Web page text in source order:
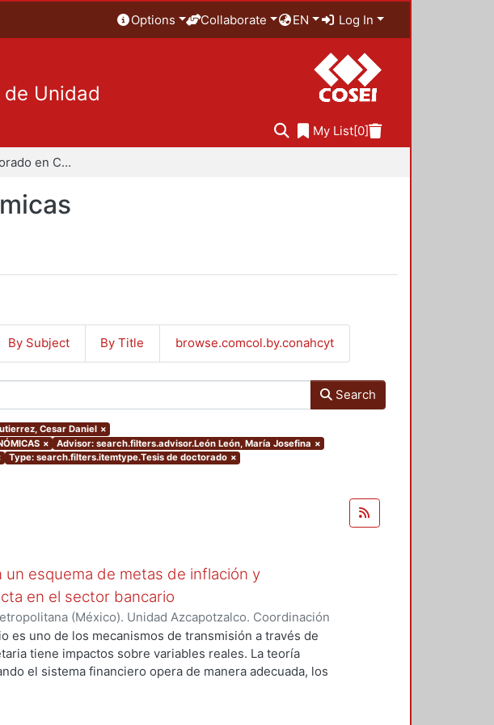
Options Collaborate EN Log In
Unidad
My List[0]
Maestría y Doctorado en Ciencias Económicas
By Subject By Title browse.comcol.by.conahcyt
Search
Cesar Daniel ×
× Advisor: search.filters.advisor.León León, María Josefina ×
Type: search.filters.itemtype.Tesis de doctorado ×
un esquema de metas de inflación y
en el sector bancario
(México). Unidad Azcapotzalco. Coordinación
,2017)Alvarado Gutierrez, Cesar Daniel
es uno de los mecanismos de transmisión a través de
tiene impactos sobre variables reales. La teoría
el sistema financiero opera de manera adecuada, los